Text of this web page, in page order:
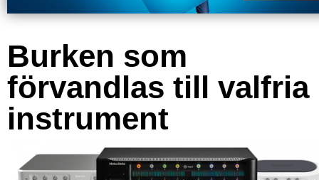
Burken som
förvandlas till valfria
instrument